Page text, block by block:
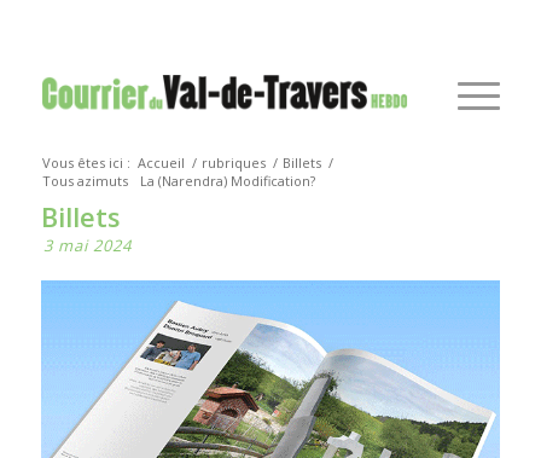
Vous êtes ici : Accueil / rubriques / Billets /
Tous azimuts
La (Narendra) Modification?
Billets
3 mai 2024